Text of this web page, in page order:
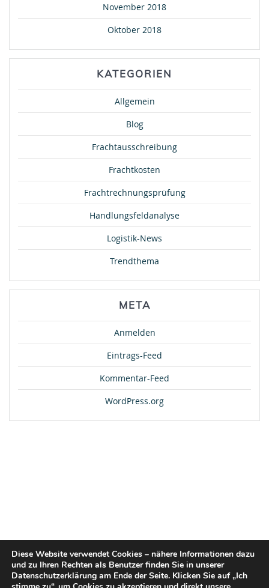
November 2018
Oktober 2018
KATEGORIEN
Allgemein
Blog
Frachtausschreibung
Frachtkosten
Frachtrechnungsprüfung
Handlungsfeldanalyse
Logistik-News
Trendthema
META
Anmelden
Eintrags-Feed
Kommentar-Feed
WordPress.org
Diese Website verwendet Cookies – nähere Informationen dazu
und zu Ihren Rechten als Benutzer finden Sie in unserer
Datenschutzerklärung am Ende der Seite. Klicken Sie auf „Ich